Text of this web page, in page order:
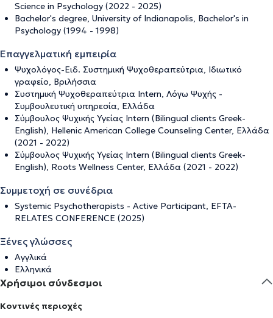
Science in Psychology (2022 - 2025)
Bachelor's degree, University of Indianapolis, Bachelor's in
Psychology (1994 - 1998)
Επαγγελματική εμπειρία
Ψυχολόγος-Ειδ. Συστημική Ψυχοθεραπεύτρια, Ιδιωτικό
γραφείο, Βριλήσσια
Συστημική Ψυχοθεραπεύτρια Intern, Λόγω Ψυχής -
Συμβουλευτική υπηρεσία, Ελλάδα
Σύμβουλος Ψυχικής Υγείας Intern (Bilingual clients Greek-
English), Hellenic American College Counseling Center, Ελλάδα
(2021 - 2022)
Σύμβουλος Ψυχικής Υγείας Intern (Bilingual clients Greek-
English), Roots Wellness Center, Ελλάδα (2021 - 2022)
Συμμετοχή σε συνέδρια
Systemic Psychotherapists - Active Participant, EFTA-
RELATES CONFERENCE (2025)
Ξένες γλώσσες
Αγγλικά
Ελληνικά
Χρήσιμοι σύνδεσμοι
Κοντινές περιοχές